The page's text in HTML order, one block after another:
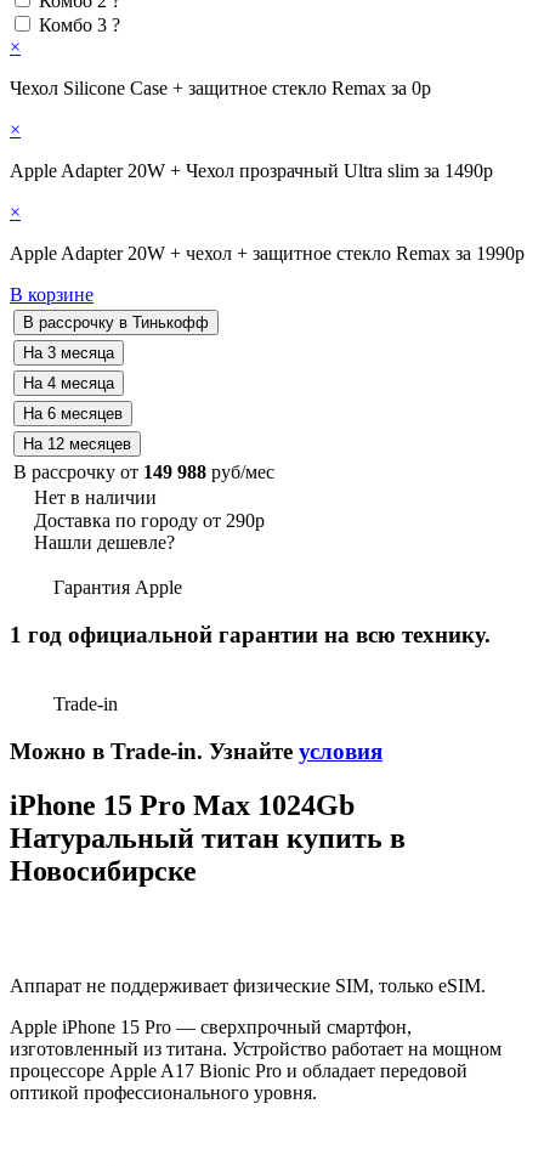
Комбо 3 ?
×
Чехол Silicone Case + защитное стекло Remax за 0р
×
Apple Adapter 20W + Чехол прозрачный Ultra slim за 1490р
×
Apple Adapter 20W + чехол + защитное стекло Remax за 1990р
В корзине
В рассрочку от 149 988 руб/мес
Нет в наличии
Доставка по городу от 290р
Нашли дешевле?
Гарантия Apple
1 год официальной гарантии на всю технику.
Trade-in
Можно в Trade-in. Узнайте условия
iPhone 15 Pro Max 1024Gb
Натуральный титан купить в
Новосибирске
Аппарат не поддерживает физические SIM, только eSIM.
Apple iPhone 15 Pro — сверхпрочный смартфон,
изготовленный из титана. Устройство работает на мощном
процессоре Apple A17 Bionic Pro и обладает передовой
оптикой профессионального уровня.